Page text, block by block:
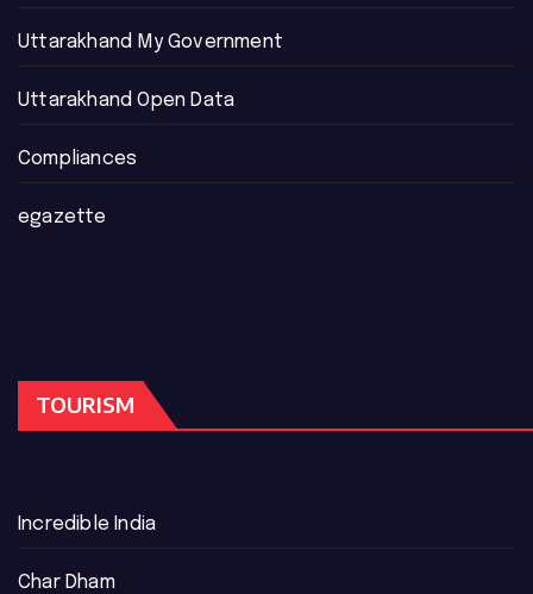
Uttarakhand My Government
Uttarakhand Open Data
Compliances
egazette
TOURISM
Incredible India
Char Dham